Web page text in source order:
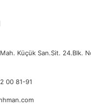
Küçük San.Sit. 24.Blk.
00 81-91